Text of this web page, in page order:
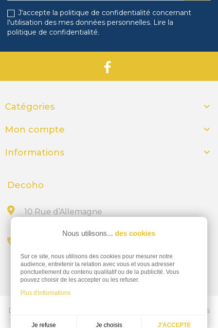
J'accepte la politique de confidentialité concernant
l'utilisation des mes données personnelles. Lire la
politique de confidentialité.
Catégories 
Mon compte 
Informations 
Decoho
10 Rue d’Allemagne
02 28 23 15 32
Nous utilisons... des cookies
Sur ce site, nous utilisons des cookies pour mesurer notre
audience, entretenir la relation avec vous et vous adresser
ponctuellement du contenu qualitatif ou de la publicité. Vous
pouvez choisir de les accepter ou les refuser.
Plus d'informations
Je refuse Je choisis J'ACCEPTE
Découvrez nos services d'impressions professionnelles